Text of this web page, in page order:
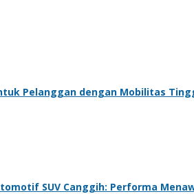
Pelanggan dengan Mobilitas
SUV Canggih: Performa